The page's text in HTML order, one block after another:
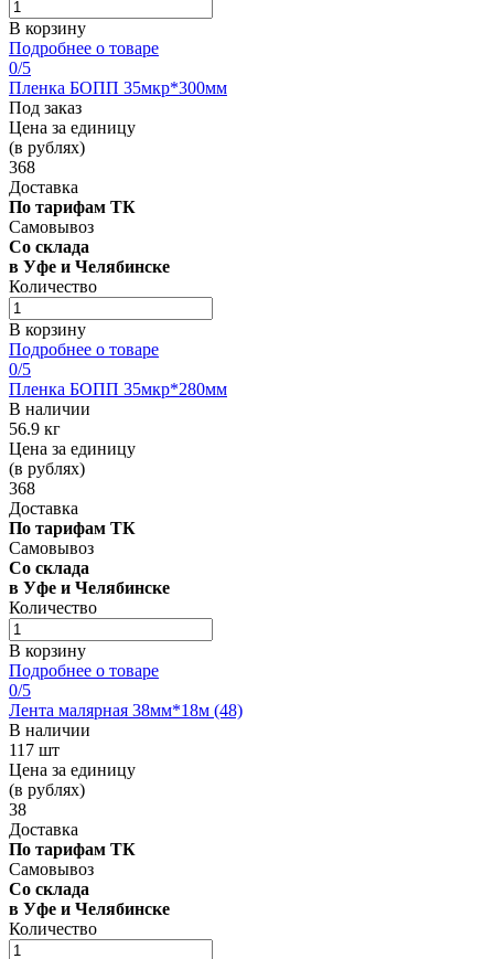
В корзину
Подробнее о товаре
0/5
Пленка БОПП 35мкр*300мм
Под заказ
Цена за единицу
(в рублях)
368
Доставка
По тарифам ТК
Самовывоз
Со склада
в Уфе и Челябинске
Количество
В корзину
Подробнее о товаре
0/5
Пленка БОПП 35мкр*280мм
В наличии
56.9 кг
Цена за единицу
(в рублях)
368
Доставка
По тарифам ТК
Самовывоз
Со склада
в Уфе и Челябинске
Количество
В корзину
Подробнее о товаре
0/5
Лента малярная 38мм*18м (48)
В наличии
117 шт
Цена за единицу
(в рублях)
38
Доставка
По тарифам ТК
Самовывоз
Со склада
в Уфе и Челябинске
Количество